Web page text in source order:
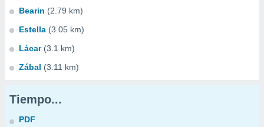
Bearin (2.79 km)
Estella (3.05 km)
Lácar (3.1 km)
Zábal (3.11 km)
Tiempo...
PDF